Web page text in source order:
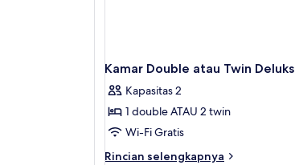
Kamar Double atau Twin Deluks
Kapasitas 2
1 double ATAU 2 twin
Wi-Fi Gratis
Rincian selengkapnya
Rincian